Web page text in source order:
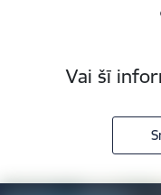
Vai šī